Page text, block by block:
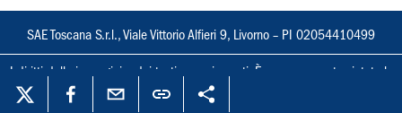
SAE Toscana S.r.l., Viale Vittorio Alfieri 9, Livorno – PI 02054410499
I diritti delle immagini e dei testi sono riservati. È espressamente vietata la
loro riproduzione con qualsiasi mezzo e l'adattamento totale o parziale.